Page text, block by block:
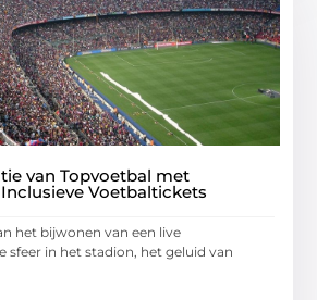
van Topvoetbal met
Voetbaltickets
het bijwonen van een live
sfeer in het stadion, het geluid van